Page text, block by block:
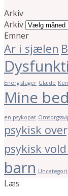
Arkiv
Arkiv
Emner
Ar i sjælen
Energisluger Glæde
Mine
en psykopat
psykisk
psykisk
barn
Læs